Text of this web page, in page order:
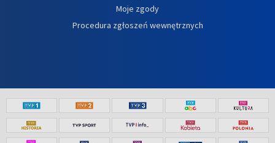
Moje zgody
Procedura zgłoszeń wewnętrznych